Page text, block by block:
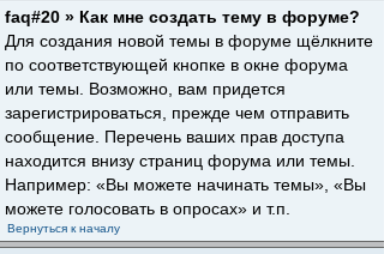
faq#20 » Как мне создать тему в форуме?
Для создания новой темы в форуме щёлкните
по соответствующей кнопке в окне форума
или темы. Возможно, вам придется
зарегистрироваться, прежде чем отправить
сообщение. Перечень ваших прав доступа
находится внизу страниц форума или темы.
Например: «Вы можете начинать темы», «Вы
можете голосовать в опросах» и т.п.
Вернуться к началу